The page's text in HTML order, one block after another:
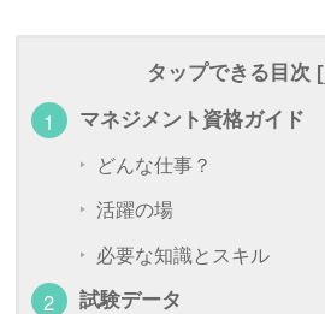
タップできる目次 [
マネジメント資格ガイド
どんな仕事？
活躍の場
必要な知識とスキル
試験データ